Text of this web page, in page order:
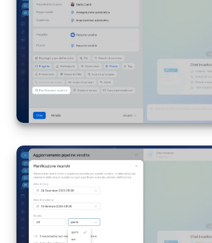
Marketing
Gestione inventario
Telefonia
Mio profilo
Impostazioni
Enterprise
Bitrix24 On-Premise